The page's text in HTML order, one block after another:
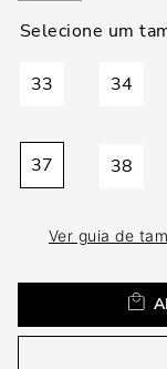
33 34
37 38
Ver guia de